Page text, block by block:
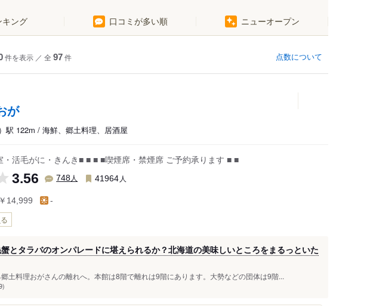
キング 口コミが多い順 ニューオープン
件を表示 ／ 全 97件 点数について
が
駅 122m / 海鮮、郷土料理、居酒屋
・活毛がに・きんき■ ■ ■ ■喫煙席・禁煙席 ご予約承ります ■ ■
3.56 748人 41964 人
14,999 -
とタラバのオンパレードに堪えられるか？北海道の美味しいところをまるっといた
土料理おがさんの離れへ。本館は8階で離れは9階にあります。大勢などの団体は9階...